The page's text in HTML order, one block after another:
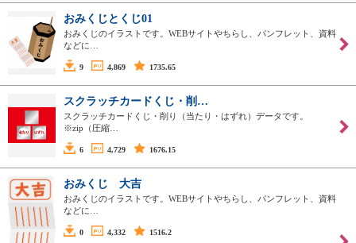
おみくじとくじ01
おみくじのイラストです。WEBサイトやちらし、パンフレット、資料
などに…
9 4,869 1735.65
スクラッチカードくじ・削…
スクラッチカードくじ・削り（当たり・はずれ）データです。
※zip（圧縮…
6 4,729 1676.15
おみくじ 大吉
おみくじのイラストです。WEBサイトやちらし、パンフレット、資料
などに…
0 4,332 1516.2